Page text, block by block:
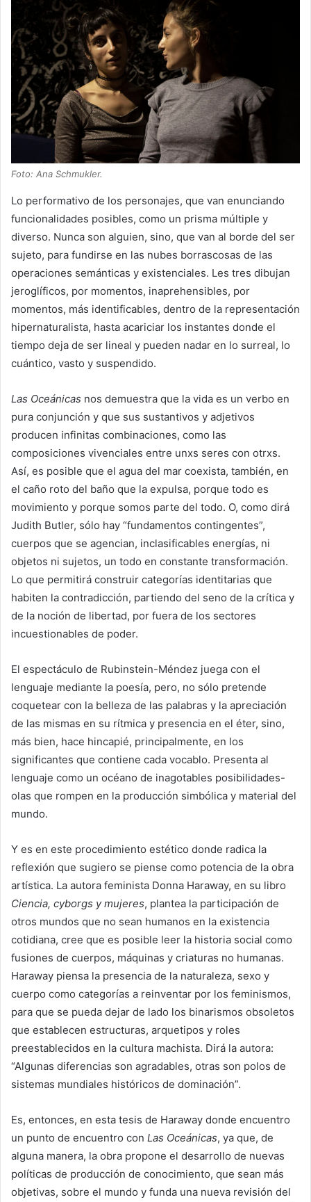
Foto: Ana Schmukler.
Lo performativo de los personajes, que van enunciando
funcionalidades posibles, como un prisma múltiple y
diverso. Nunca son alguien, sino, que van al borde del ser
sujeto, para fundirse en las nubes borrascosas de las
operaciones semánticas y existenciales. Les tres dibujan
jeroglíficos, por momentos, inaprehensibles, por
momentos, más identificables, dentro de la representación
hipernaturalista, hasta acariciar los instantes donde el
tiempo deja de ser lineal y pueden nadar en lo surreal, lo
cuántico, vasto y suspendido.
Las Oceánicas nos demuestra que la vida es un verbo en
pura conjunción y que sus sustantivos y adjetivos
producen infinitas combinaciones, como las
composiciones vivenciales entre unxs seres con otrxs.
Así, es posible que el agua del mar coexista, también, en
el caño roto del baño que la expulsa, porque todo es
movimiento y porque somos parte del todo. O, como dirá
Judith Butler, sólo hay “fundamentos contingentes”,
cuerpos que se agencian, inclasificables energías, ni
objetos ni sujetos, un todo en constante transformación.
Lo que permitirá construir categorías identitarias que
habiten la contradicción, partiendo del seno de la crítica y
de la noción de libertad, por fuera de los sectores
incuestionables de poder.
El espectáculo de Rubinstein-Méndez juega con el
lenguaje mediante la poesía, pero, no sólo pretende
coquetear con la belleza de las palabras y la apreciación
de las mismas en su rítmica y presencia en el éter, sino,
más bien, hace hincapié, principalmente, en los
significantes que contiene cada vocablo. Presenta al
lenguaje como un océano de inagotables posibilidades-
olas que rompen en la producción simbólica y material del
mundo.
Y es en este procedimiento estético donde radica la
reflexión que sugiero se piense como potencia de la obra
artística. La autora feminista Donna Haraway, en su libro
Ciencia, cyborgs y mujeres, plantea la participación de
otros mundos que no sean humanos en la existencia
cotidiana, cree que es posible leer la historia social como
fusiones de cuerpos, máquinas y criaturas no humanas.
Haraway piensa la presencia de la naturaleza, sexo y
cuerpo como categorías a reinventar por los feminismos,
para que se pueda dejar de lado los binarismos obsoletos
que establecen estructuras, arquetipos y roles
preestablecidos en la cultura machista. Dirá la autora:
“Algunas diferencias son agradables, otras son polos de
sistemas mundiales históricos de dominación”.
Es, entonces, en esta tesis de Haraway donde encuentro
un punto de encuentro con Las Oceánicas, ya que, de
alguna manera, la obra propone el desarrollo de nuevas
políticas de producción de conocimiento, que sean más
objetivas, sobre el mundo y funda una nueva revisión del